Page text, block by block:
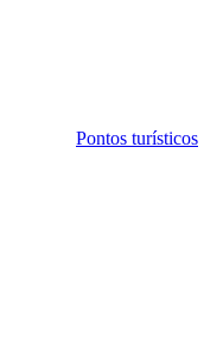
Pontos turísticos